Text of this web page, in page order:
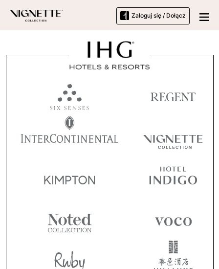
Zaloguj się / Dołącz